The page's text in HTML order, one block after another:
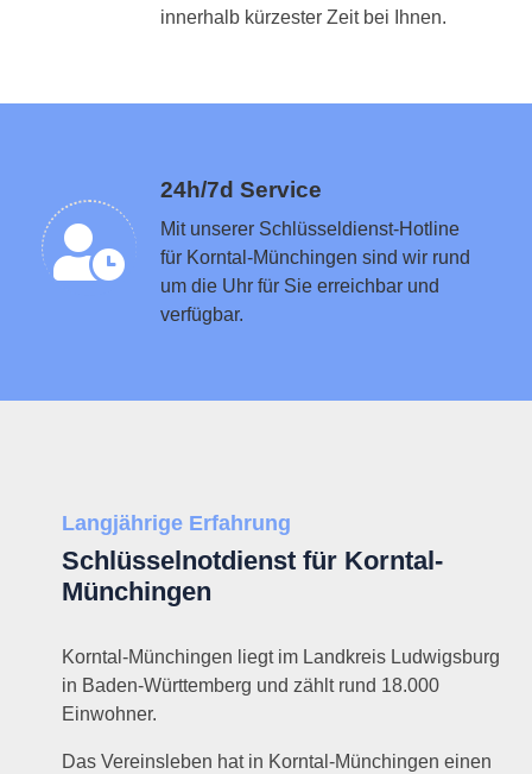
innerhalb kürzester Zeit bei Ihnen.
24h/7d Service
Mit unserer Schlüsseldienst-Hotline
für Korntal-Münchingen sind wir rund
um die Uhr für Sie erreichbar und
verfügbar.
Schlüsseldienst in der Nähe vermitteln
Langjährige Erfahrung
Schlüsselnotdienst für Korntal-
Münchingen
Korntal-Münchingen liegt im Landkreis Ludwigsburg
in Baden-Württemberg und zählt rund 18.000
Einwohner.
Das Vereinsleben hat in Korntal-Münchingen einen